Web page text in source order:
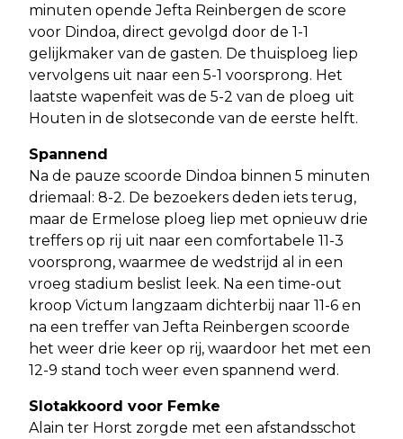
minuten opende Jefta Reinbergen de score
voor Dindoa, direct gevolgd door de 1-1
gelijkmaker van de gasten. De thuisploeg liep
vervolgens uit naar een 5-1 voorsprong. Het
laatste wapenfeit was de 5-2 van de ploeg uit
Houten in de slotseconde van de eerste helft.
Spannend
Na de pauze scoorde Dindoa binnen 5 minuten
driemaal: 8-2. De bezoekers deden iets terug,
maar de Ermelose ploeg liep met opnieuw drie
treffers op rij uit naar een comfortabele 11-3
voorsprong, waarmee de wedstrijd al in een
vroeg stadium beslist leek. Na een time-out
kroop Victum langzaam dichterbij naar 11-6 en
na een treffer van Jefta Reinbergen scoorde
het weer drie keer op rij, waardoor het met een
12-9 stand toch weer even spannend werd.
Slotakkoord voor Femke
Alain ter Horst zorgde met een afstandsschot